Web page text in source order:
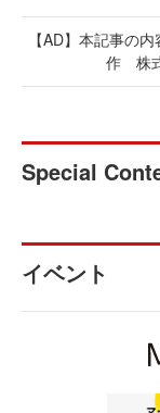
【AD】本記事の
作 株
Special
イベント